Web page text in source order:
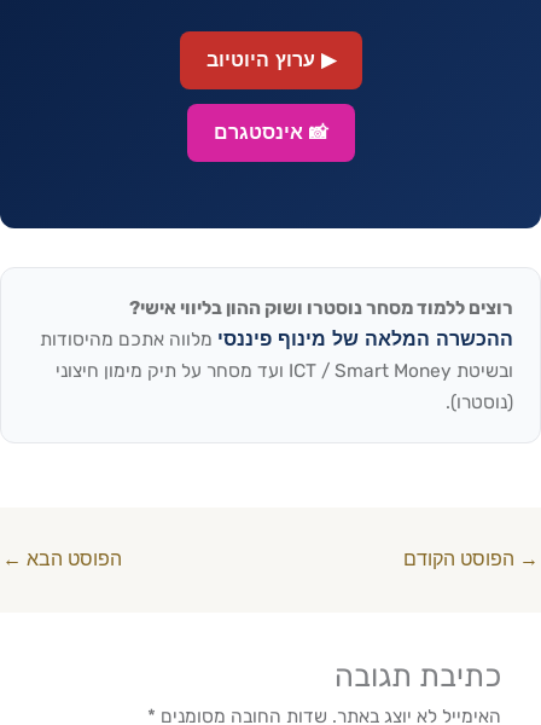
▶ ערוץ היוטיוב
📸 אינסטגרם
רוצים ללמוד מסחר נוסטרו ושוק ההון בליווי אישי?
ההכשרה המלאה של מינוף פיננסי מלווה אתכם מהיסודות
ובשיטת ICT / Smart Money ועד מסחר על תיק מימון חיצוני
(נוסטרו).
→ הפוסט הקודם הפוסט הבא ←
כתיבת תגובה
האימייל לא יוצג באתר. שדות החובה מסומנים *